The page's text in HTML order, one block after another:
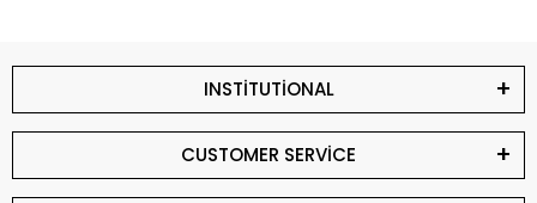
INSTİTUTİONAL
CUSTOMER SERVİCE